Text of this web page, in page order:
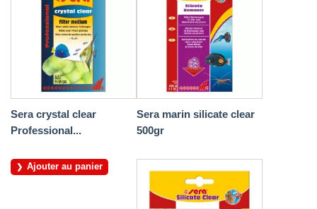
Sera crystal clear
Professional...
Ajouter au panier
Sera marin silicate clear
500gr